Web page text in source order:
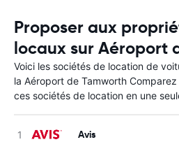
Proposer aux
locaux sur Aéroport
Voici les sociétés de location de
la Aéroport de Tamworth
ces sociétés de location en une
Avis